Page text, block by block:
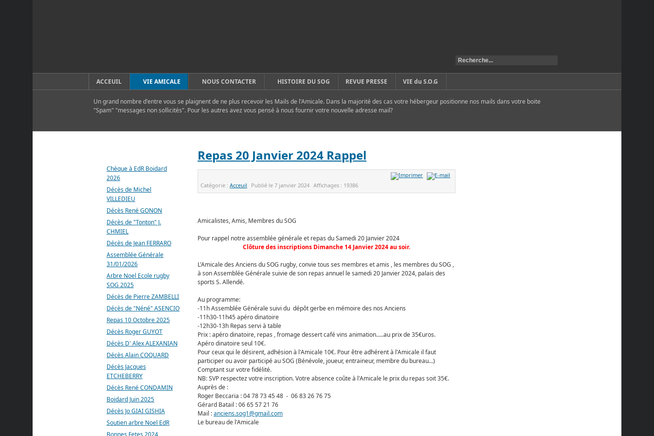
ACCEUIL VIE AMICALE NOUS CONTACTER HISTOIRE DU SOG REVUE PRESSE VIE du S.O.G
Un grand nombre d'entre vous se plaignent de ne plus recevoir les Mails de l'Amicale. Dans la majorité des cas votre hébergeur positionne nos mails dans votre boite
"Spam" "messages non sollicités". Pour les autres avez vous pensé à nous fournir votre nouvelle adresse mail?
Repas 20 Janvier 2024 Rappel
Catégorie :Acceuil Publié le7 janvier 2024 Affichages : 19386
Amicalistes, Amis, Membres du SOG
Pour rappel notre assemblée générale et repas du Samedi 20 Janvier 2024
Clôture des inscriptions Dimanche 14 Janvier 2024 au soir.
L'Amicale des Anciens du SOG rugby, convie tous ses membres et amis , les membres du SOG ,
à son Assemblée Générale suivie de son repas annuel le samedi 20 Janvier 2024, palais des
sports S. Allendé.
Au programme:
-11h Assemblée Générale suivi du dépôt gerbe en mémoire des nos Anciens
-11h30-11h45 apéro dinatoire
-12h30-13h Repas servi à table
Prix : apéro dinatoire, repas , fromage dessert café vins animation.....au prix de 35€uros.
Apéro dinatoire seul 10€.
Pour ceux qui le désirent, adhésion à l'Amicale 10€. Pour être adhérent à l'Amicale il faut
participer ou avoir participé au SOG (Bénévole, joueur, entraineur, membre du bureau...)
Comptant sur votre fidélité.
NB: SVP respectez votre inscription. Votre absence coûte à l'Amicale le prix du repas soit 35€.
Auprès de :
Roger Beccaria : 04 78 73 45 48 - 06 83 26 76 75
Gérard Batail : 06 65 57 21 76
Mail :anciens.sog1@gmail.com
Le bureau de l'Amicale
Chèque à EdR Boidard
2026
Décès de Michel
VILLEDIEU
Décès René GONON
Décès de "Tonton" J.
CHMIEL
Décès de Jean FERRARO
Assemblée Générale
31/01/2026
Arbre Noel Ecole rugby
SOG 2025
Décès de Pierre ZAMBELLI
Décès de "Néné" ASENCIO
Repas 10 Octobre 2025
Décès Roger GUYOT
Décès D' Alex ALEXANIAN
Décès Alain COQUARD
Décès Jacques
ETCHEBERRY
Décès René CONDAMIN
Boidard Juin 2025
Décès Jo GIAI GISHIA
Soutien arbre Noel EdR
Bonnes Fetes 2024